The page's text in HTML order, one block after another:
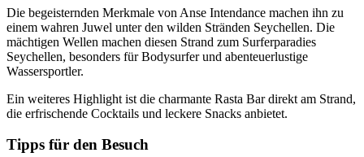
Die begeisternden Merkmale von Anse Intendance machen ihn zu
einem wahren Juwel unter den wilden Stränden Seychellen. Die
mächtigen Wellen machen diesen Strand zum Surferparadies
Seychellen, besonders für Bodysurfer und abenteuerlustige
Wassersportler.
Ein weiteres Highlight ist die charmante Rasta Bar direkt am Strand,
die erfrischende Cocktails und leckere Snacks anbietet.
Tipps für den Besuch